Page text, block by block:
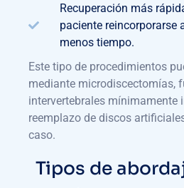
Recuperación más
paciente reincorporarse
menos tiempo.
Este tipo de procedimientos
mediante microdiscectomías,
intervertebrales mínimamente
reemplazo de discos
caso.
Tipos de